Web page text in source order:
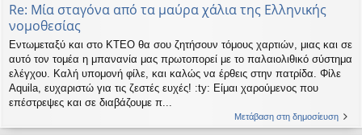
Re: Μία σταγόνα από τα μαύρα χάλια της Ελληνικής
νομοθεσίας
Εντωμεταξύ και στο ΚΤΕΟ θα σου ζητήσουν τόμους χαρτιών, μιας και σε
αυτό τον τομέα η μπανανία μας πρωτοπορεί με το παλαιολιθικό σύστημα
ελέγχου. Καλή υπομονή φίλε, και καλώς να έρθεις στην πατρίδα. Φίλε
Aquila, ευχαριστώ για τις ζεστές ευχές! :ty: Είμαι χαρούμενος που
επέστρεψες και σε διαβάζουμε π...
Μετάβαση στη δημοσίευση